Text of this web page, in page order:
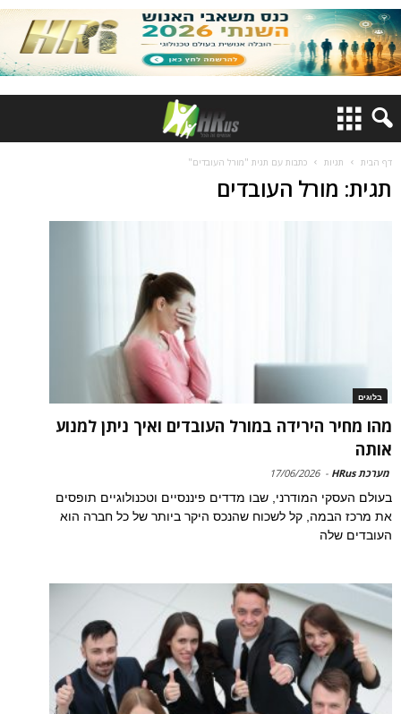
דף הבית תגיות כתבות עם תגית "מורל העובדים"
תגית: מורל העובדים
בלוגים
מהו מחיר הירידה במורל העובדים ואיך ניתן למנוע
אותה
מערכת HRus -
17/06/2026
בעולם העסקי המודרני, שבו מדדים פיננסיים וטכנולוגיים תופסים
את מרכז הבמה, קל לשכוח שהנכס היקר ביותר של כל חברה הוא
העובדים שלה